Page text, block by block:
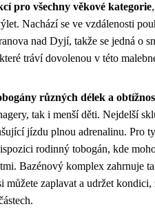
pro všechny věkové kategorie
Nachází se ve vzdálenosti
nad Dyjí, takže se jedná o
tráví dovolenou v této
různých délek a
tak i menší děti. Nejdelší
jízdu plnou adrenalinu. Pro
rodinný tobogán, kde
Bazénový komplex zahrnuje
můžete zaplavat a udržet kondici,